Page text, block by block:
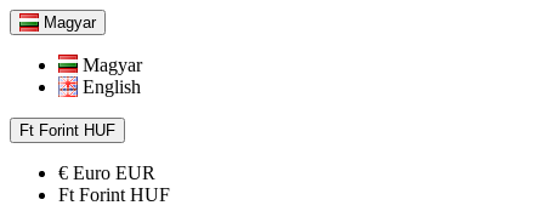
Magyar
Magyar
English
Ft Forint HUF
€ Euro EUR
Ft Forint HUF